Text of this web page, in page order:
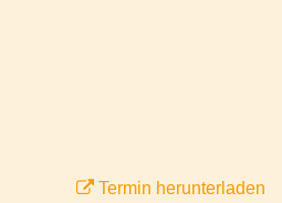
Termin herunterladen